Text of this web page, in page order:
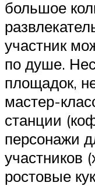
большое
участник
по душе.
площадок,
мастер-
станции
персонажи
участников
ростовые